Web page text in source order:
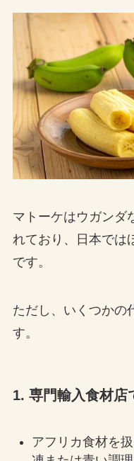
マトーケはウガンダ
れており、日本では
です。
ただし、いくつかの
す。
1. 専門輸入食材店
アフリカ食材を